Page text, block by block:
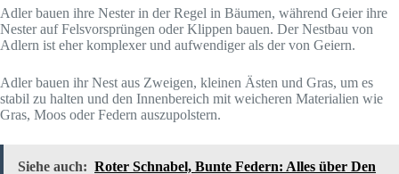
Adler bauen ihre Nester in der Regel in Bäumen, während Geier ihre
Nester auf Felsvorsprüngen oder Klippen bauen. Der Nestbau von
Adlern ist eher komplexer und aufwendiger als der von Geiern.
Adler bauen ihr Nest aus Zweigen, kleinen Ästen und Gras, um es
stabil zu halten und den Innenbereich mit weicheren Materialien wie
Gras, Moos oder Federn auszupolstern.
Siehe auch: Roter Schnabel, Bunte Federn: Alles über Den